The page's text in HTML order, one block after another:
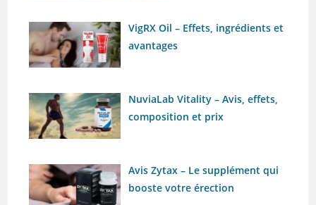
VigRX Oil – Effets, ingrédients et
avantages
NuviaLab Vitality – Avis, effets,
composition et prix
Avis Zytax – Le supplément qui
booste votre érection